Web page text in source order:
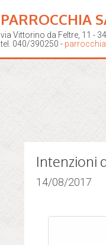
PARROCCHIA
via Vittorino da Feltre, 11 -
tel. 040/390250 -
Intenzioni
14/08/2017